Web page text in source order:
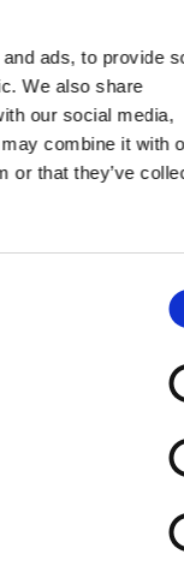
ads, to provide
We also share
our social media,
combine it with
or that they’ve
pour les